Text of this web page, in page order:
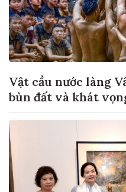
Vật cầu nước làng
bùn đất và khát